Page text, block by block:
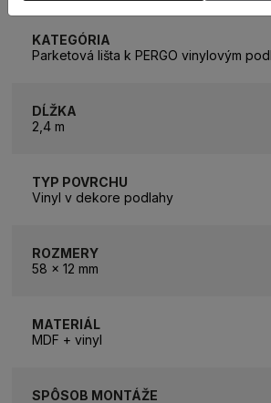
KATEGÓRIA
Parketová lišta k PERGO vinylovým
DĹŽKA
2,4 m
TYP POVRCHU
Vinyl v dekore podlahy
ROZMERY
58 x 12 mm
MATERIÁL
MDF + vinyl
SPÔSOB MONTÁŽE